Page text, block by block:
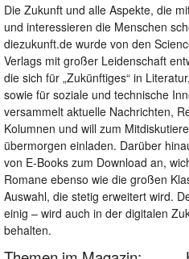
Die Zukunft und alle Aspekte, die
und interessieren die Menschen
diezukunft.de wurde von den
Verlags mit großer Leidenschaft
die sich für „Zukünftiges“ in
sowie für soziale und technische
versammelt aktuelle Nachrichten,
Kolumnen und will zum
übermorgen einladen. Darüber
von E-Books zum Download an,
Romane ebenso wie die großen
Auswahl, die stetig erweitert wird.
einig – wird auch in der digitalen
behalten.